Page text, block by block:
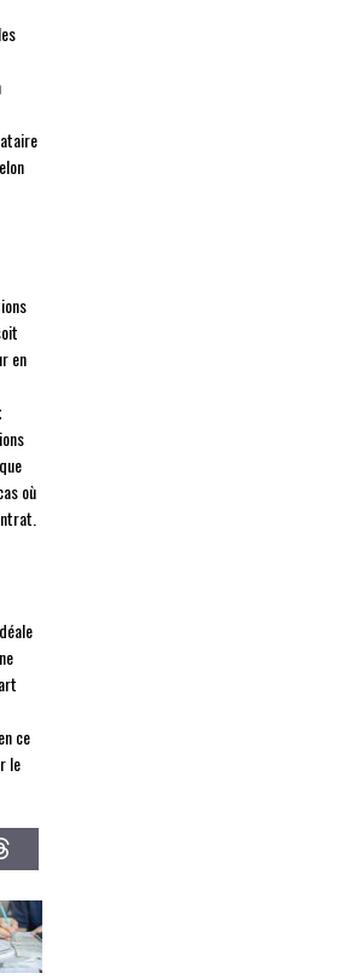
en
où
ce
le